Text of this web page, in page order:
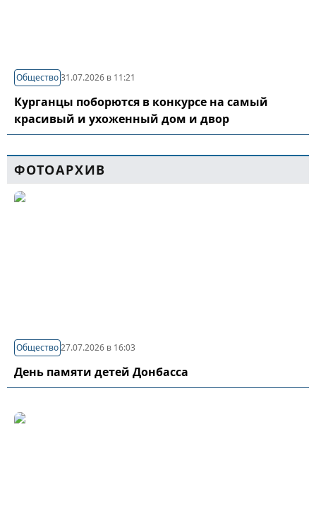
Общество31.07.2026 в 11:21
Курганцы поборются в конкурсе на самый
красивый и ухоженный дом и двор
ФОТОАРХИВ
Общество27.07.2026 в 16:03
День памяти детей Донбасса